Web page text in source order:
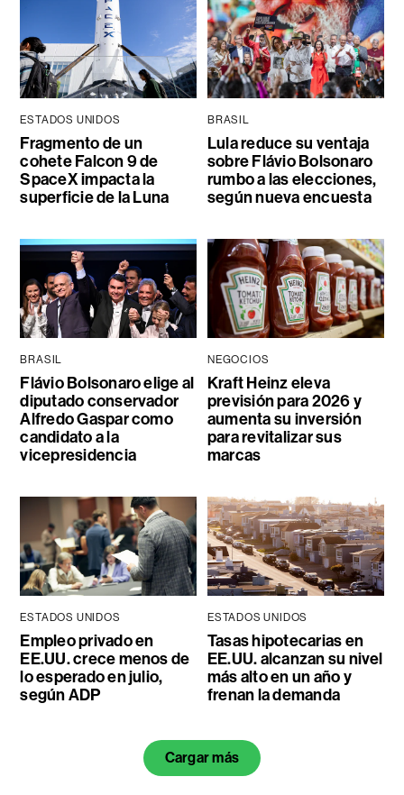
ESTADOS UNIDOS
Fragmento de un
cohete Falcon 9 de
SpaceX impacta la
superficie de la Luna
BRASIL
Lula reduce su ventaja
sobre Flávio Bolsonaro
rumbo a las elecciones,
según nueva encuesta
BRASIL
Flávio Bolsonaro elige al
diputado conservador
Alfredo Gaspar como
candidato a la
vicepresidencia
NEGOCIOS
Kraft Heinz eleva
previsión para 2026 y
aumenta su inversión
para revitalizar sus
marcas
ESTADOS UNIDOS
Empleo privado en
EE.UU. crece menos de
lo esperado en julio,
según ADP
ESTADOS UNIDOS
Tasas hipotecarias en
EE.UU. alcanzan su nivel
más alto en un año y
frenan la demanda
Cargar más